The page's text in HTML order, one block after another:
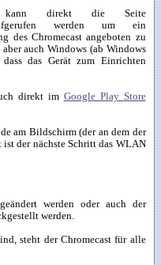
kann direkt die Seite
werden um ein
des Chromecast angeboten zu
auch Windows (ab Windows
das Gerät zum Einrichten
direkt im Google Play Store
am Bildschirm (der an dem der
ist der nächste Schritt das WLAN
werden oder auch der
werden.
steht der Chromecast für alle